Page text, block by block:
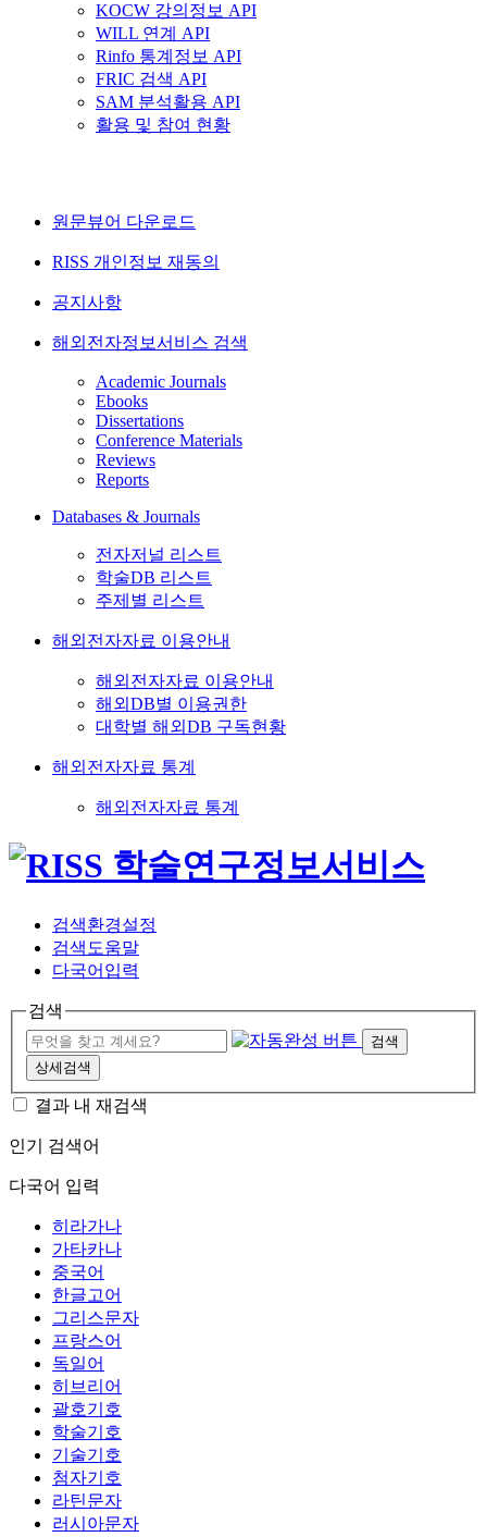
KOCW 강의정보 API
WILL 연계 API
Rinfo 통계정보 API
FRIC 검색 API
SAM 분석활용 API
활용 및 참여 현황
원문뷰어 다운로드
RISS 개인정보 재동의
공지사항
해외전자정보서비스 검색
Academic Journals
Ebooks
Dissertations
Conference Materials
Reviews
Reports
Databases & Journals
전자저널 리스트
학술DB 리스트
주제별 리스트
해외전자자료 이용안내
해외전자자료 이용안내
해외DB별 이용권한
대학별 해외DB 구독현황
해외전자자료 통계
해외전자자료 통계
검색환경설정
검색도움말
다국어입력
검색
검색
상세검색
결과 내 재검색
인기 검색어
다국어 입력
히라가나
가타카나
중국어
한글고어
그리스문자
프랑스어
독일어
히브리어
괄호기호
학술기호
기술기호
첨자기호
라틴문자
러시아문자